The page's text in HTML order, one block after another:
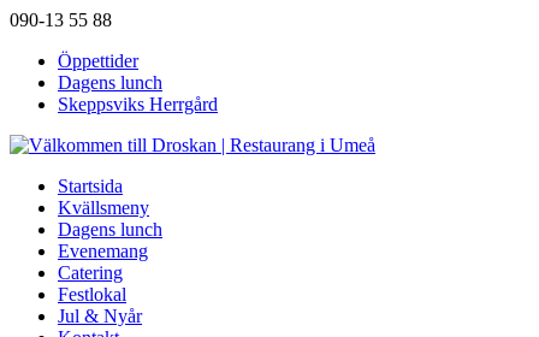
090-13 55 88
Öppettider
Dagens lunch
Skeppsviks Herrgård
Startsida
Kvällsmeny
Dagens lunch
Evenemang
Catering
Festlokal
Jul & Nyår